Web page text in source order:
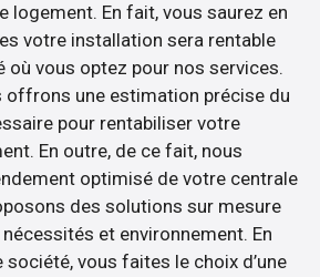
logement. En fait, vous saurez en
votre installation sera rentable
où vous optez pour nos services.
offrons une estimation précise du
pour rentabiliser votre
En outre, de ce fait, nous
optimisé de votre centrale
des solutions sur mesure
et environnement. En
vous faites le choix d’une